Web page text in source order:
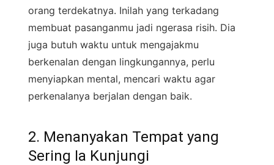
orang terdekatnya. Inilah yang terkadang
membuat pasanganmu jadi ngerasa risih. Dia
juga butuh waktu untuk mengajakmu
berkenalan dengan lingkungannya, perlu
menyiapkan mental, mencari waktu agar
perkenalanya berjalan dengan baik.
2. Menanyakan Tempat yang
Sering Ia Kunjungi